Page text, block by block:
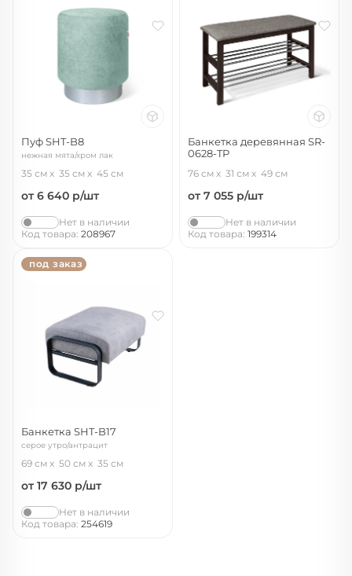
Пуф SHT-B8
нежная мята/хром лак
35 см 35 см 45 см
от 6 640 р/шт
Нет в наличии
Код товара: 208967
Банкетка деревянная SR-
0628-TP
76 см 31 см 49 см
от 7 055 р/шт
Нет в наличии
Код товара: 199314
под заказ
Банкетка SHT-B17
серое утро/антрацит
69 см 50 см 35 см
от 17 630 р/шт
Нет в наличии
Код товара: 254619